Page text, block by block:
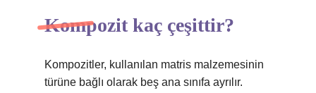
Kompozit kaç çeşittir?
Kompozitler, kullanılan matris malzemesinin
türüne bağlı olarak beş ana sınıfa ayrılır.